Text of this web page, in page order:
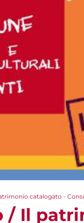
catalogato -
/ Il